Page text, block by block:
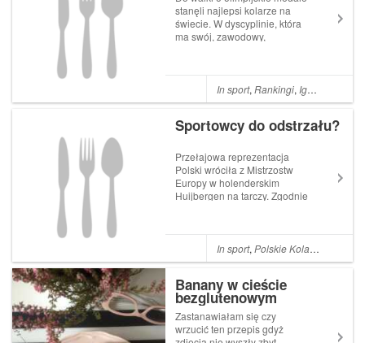
stanęli najlepsi kolarze na
świecie. W dyscyplinie, która
ma swój, zawodowy,
we wszystkich konkurencjach,
były jednym z najjaśniejszych
In sport,Rankingi, Igrzyska Rio
Sportowcy do odstrzału?
Przełajowa reprezentacja
Polski wróciła z Mistrzostw
Europy w holenderskim
Huijbergen na tarczy. Zgodnie
zaorać. Podobnie jak
przedstawicieli wielu innych
In sport,Polskie Kolarstwo
Banany w cieście
bezglutenowym
Zastanawiałam się czy
wrzucić ten przepis gdyż